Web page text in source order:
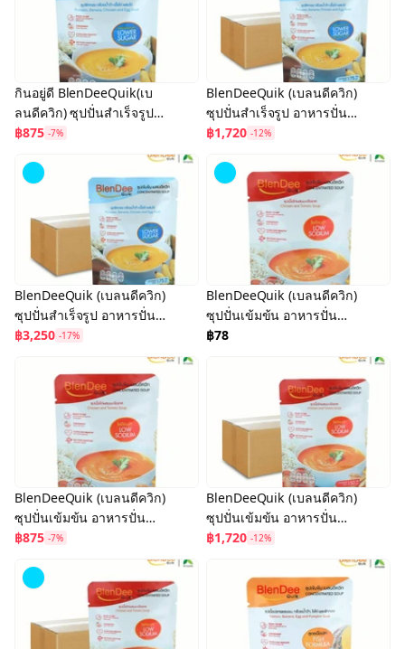
กินอยู่ดี BlenDeeQuik(เบ
ลนดีควิก) ซุปปั่นสำเร็จรูป
สูตรเนื้อไก่น้ำตาลต่ำ Low
฿875 -7%
BlenDeeQuik (เบลนดีควิก)
ซุปปั่นสำเร็จรูป อาหารปั่น
เสำเร็จรูป สูตร Low Sugar
฿1,720 -12%
BlenDeeQuik (เบลนดีควิก)
ซุปปั่นสำเร็จรูป อาหารปั่น
เสำเร็จรูป สูตร Low Sugar
฿3,250 -17%
BlenDeeQuik (เบลนดีควิก)
ซุปปั่นเข้มข้น อาหารปั่น
สำเร็จรูป สูตร Low
฿78
BlenDeeQuik (เบลนดีควิก)
ซุปปั่นเข้มข้น อาหารปั่น
สำเร็จรูป สูตร Low
฿875 -7%
BlenDeeQuik (เบลนดีควิก)
ซุปปั่นเข้มข้น อาหารปั่น
สำเร็จรูป สูตร Low
฿1,720 -12%